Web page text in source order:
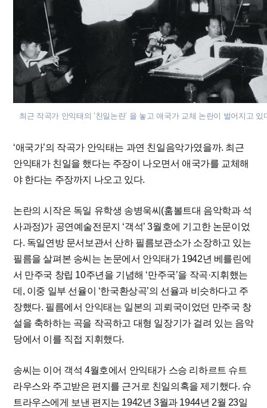
최근 작곡가 안익태의 ‘친일논란’ 을 놓고 애국가 교체 논란이 벌어지고 있
‘애국가’의 작곡가 안익태는 과연 친일음악가였을까. 최근
안익태가 친일을 했다는 주장이 나오면서 애국가를 교체해
야 한다는 주장까지 나오고 있다.
논란의 시작은 독일 유학생 송병욱씨(훔볼트대 음악학과 석
사과정)가 공연예술전문지 ‘객석’ 3월호에 기고한 논문이었
다. 독일연방 문서보관서 산하 필름보관소가 소장하고 있는
필름을 살펴본 송씨는 논문에서 안익태가 1942년 베를린에
서 만주국 창립 10주년을 기념해 ‘만주국’을 작곡·지휘했는
데, 이중 일부 선율이 ‘한국환상곡’의 선율과 비슷하다고 주
장했다. 필름에서 안익태는 일본의 괴뢰국이었던 만주국 창
설을 축하하는 곡을 작곡하고 대형 일장기가 걸려 있는 음악
당에서 이를 직접 지휘했다.
송씨는 이어 객석 4월호에서 안익태가 스승 리하르트 슈트
라우스와 주고받은 편지를 근거로 친일의혹을 제기했다. 슈
트라우스에게 보낸 편지는 1942년 3월과 1944년 2월 23일